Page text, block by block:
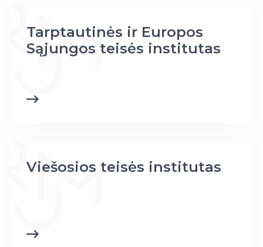
Tarptautinės ir Europos
Sąjungos teisės institutas
Viešosios teisės institutas